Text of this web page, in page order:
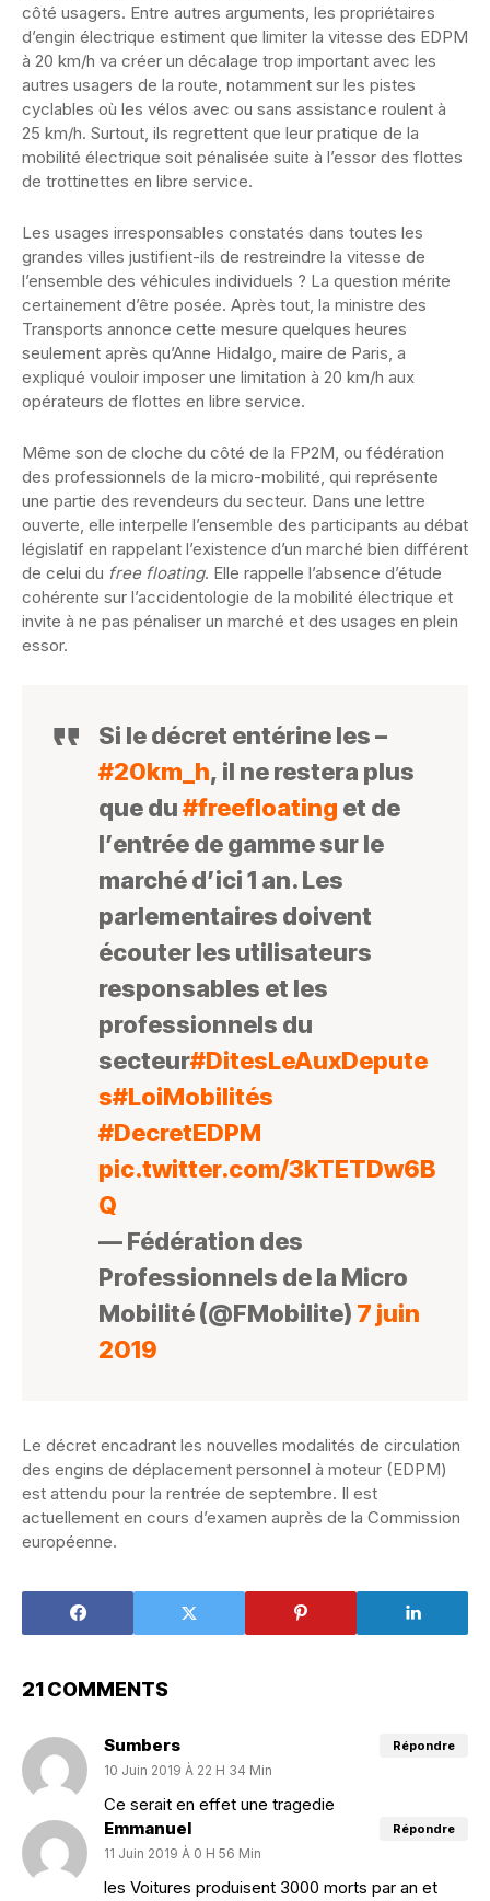
côté usagers. Entre autres arguments, les propriétaires
d’engin électrique estiment que limiter la vitesse des EDPM
à 20 km/h va créer un décalage trop important avec les
autres usagers de la route, notamment sur les pistes
cyclables où les vélos avec ou sans assistance roulent à
25 km/h. Surtout, ils regrettent que leur pratique de la
mobilité électrique soit pénalisée suite à l’essor des flottes
de trottinettes en libre service.
Les usages irresponsables constatés dans toutes les
grandes villes justifient-ils de restreindre la vitesse de
l’ensemble des véhicules individuels ? La question mérite
certainement d’être posée. Après tout, la ministre des
Transports annonce cette mesure quelques heures
seulement après qu’Anne Hidalgo, maire de Paris, a
expliqué vouloir imposer une limitation à 20 km/h aux
opérateurs de flottes en libre service.
Même son de cloche du côté de la FP2M, ou fédération
des professionnels de la micro-mobilité, qui représente
une partie des revendeurs du secteur. Dans une lettre
ouverte, elle interpelle l’ensemble des participants au débat
législatif en rappelant l’existence d’un marché bien différent
de celui du free floating. Elle rappelle l’absence d’étude
cohérente sur l’accidentologie de la mobilité électrique et
invite à ne pas pénaliser un marché et des usages en plein
essor.
Si le décret entérine les –
#20km_h, il ne restera plus
que du#freefloating et de
l’entrée de gamme sur le
marché d’ici 1 an. Les
parlementaires doivent
écouter les utilisateurs
responsables et les
professionnels du
secteur#DitesLeAuxDepute
s#LoiMobilités
#DecretEDPM
pic.twitter.com/3kTETDw6B
Q
— Fédération des
Professionnels de la Micro
Mobilité (@FMobilite) 7 juin
2019
Le décret encadrant les nouvelles modalités de circulation
des engins de déplacement personnel à moteur (EDPM)
est attendu pour la rentrée de septembre. Il est
actuellement en cours d’examen auprès de la Commission
européenne.
21 COMMENTS
Sumbers
10 Juin 2019 À 22 H 34 Min
Ce serait en effet une tragedie
Répondre
Emmanuel
11 Juin 2019 À 0 H 56 Min
les Voitures produisent 3000 morts par an et
Répondre